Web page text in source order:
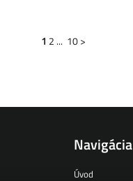
1 2 ... 10>
Navigácia
Úvod